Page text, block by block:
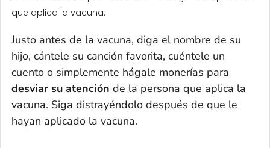
que aplica la vacuna.
Justo antes de la vacuna, diga el nombre de su
hijo, cántele su canción favorita, cuéntele un
cuento o simplemente hágale monerías para
desviar su atención de la persona que aplica la
vacuna. Siga distrayéndolo después de que le
hayan aplicado la vacuna.